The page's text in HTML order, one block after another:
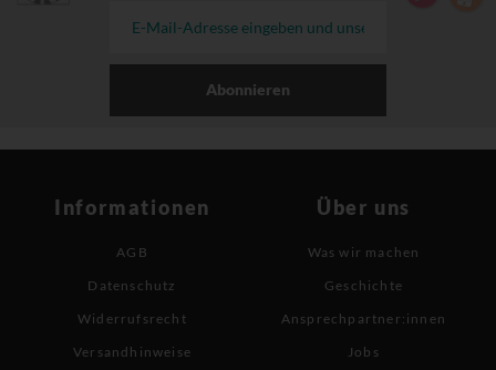
Abonnieren
Informationen
AGB
Datenschutz
Widerrufsrecht
Versandhinweise
Über uns
Was wir machen
Geschichte
Ansprechpartner:innen
Jobs